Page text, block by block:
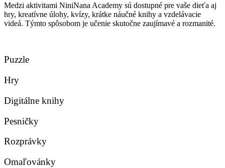
Medzi aktivitami NiniNana Academy sú dostupné pre vaše dieťa aj
hry, kreatívne úlohy, kvízy, krátke náučné knihy a vzdelávacie
videá. Týmto spôsobom je učenie skutočne zaujímavé a rozmanité.
Puzzle
Hry
Digitálne knihy
Pesničky
Rozprávky
Omaľovánky